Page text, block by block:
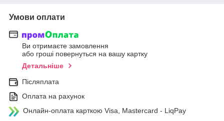
Умови оплати
Ви отримаєте замовлення
або гроші повернуться на вашу картку
Детальніше
Післяплата
Оплата на рахунок
Онлайн-оплата карткою Visa, Mastercard - LiqPay